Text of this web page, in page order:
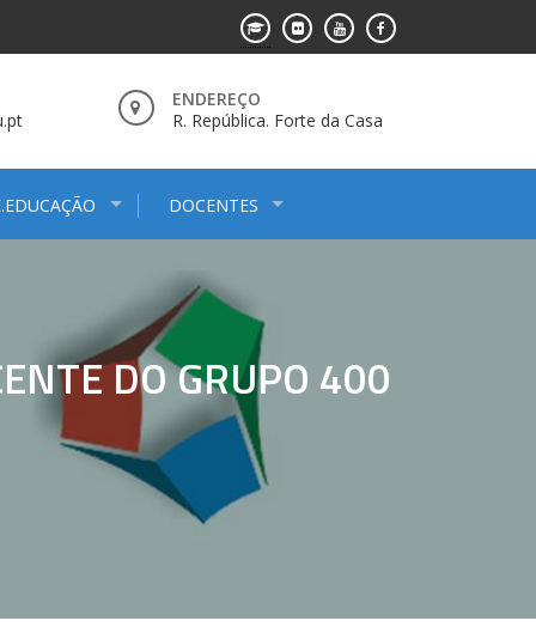
ENDEREÇO
R. República. Forte da Casa
DOCENTES
DO GRUPO 400